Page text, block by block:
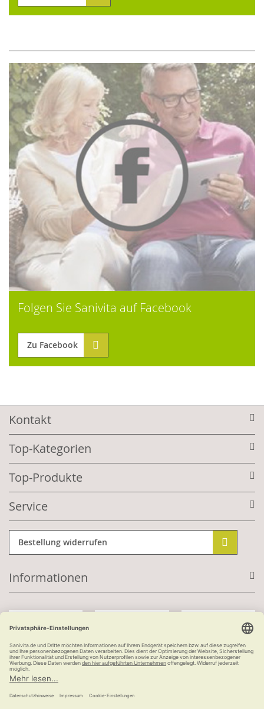
Folgen Sie Sanivita auf Facebook
Zu Facebook
Kontakt
Top-Kategorien
Top-Produkte
Service
Bestellung widerrufen
Informationen
Kauf auf Rechnung